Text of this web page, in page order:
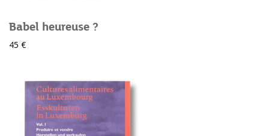
Babel heureuse ?
45 €